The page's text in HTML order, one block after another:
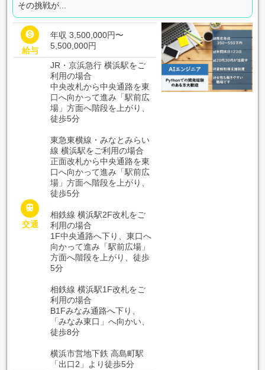
その挑戦が...

給与
年収 3,500,000円〜
5,500,000円

交通
JR・京浜急行 横浜駅をご
利用の場合
中央改札から中央通路を東
口へ向かって進み「駅前広
場」方面へ階段を上がり、
徒歩5分
東急東横線・みなとみらい
線 横浜駅をご利用の場合
正面改札から中央通路を東
口へ向かって進み「駅前広
場」方面へ階段を上がり、
徒歩5分
相鉄線 横浜駅2F改札をご
利用の場合
1F中央通路へ下り、東口へ
向かって進み「駅前広場」
方面へ階段を上がり、徒歩
5分
相鉄線 横浜駅1F改札をご
利用の場合
B1Fみなみ通路へ下り、
「みなみ東口」へ向かい、
徒歩8分
横浜市営地下鉄 高島町駅
「出口2」より徒歩5分